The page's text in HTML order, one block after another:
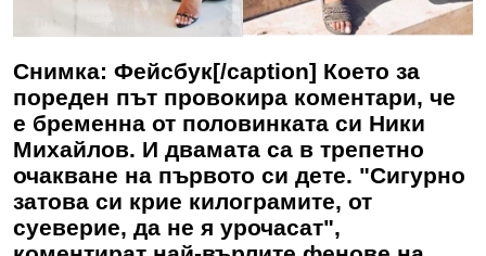
Снимка: Фейсбук[/caption] Което за
пореден път провокира коментари, че
е бременна от половинката си Ники
Михайлов. И двамата са в трепетно
очакване на първото си дете. "Сигурно
затова си крие килограмите, от
суеверие, да не я урочасат",